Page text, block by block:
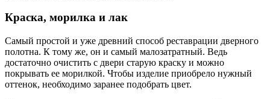
Краска, морилка и лак
Самый простой и уже древний способ реставрации дверного
полотна. К тому же, он и самый малозатратный. Ведь
достаточно очистить с двери старую краску и можно
покрывать ее морилкой. Чтобы изделие приобрело нужный
оттенок, необходимо заранее подобрать цвет.